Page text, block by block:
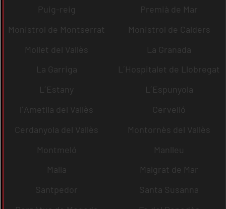
Puig-reig
Premià de Mar
Monistrol de Montserrat
Monistrol de Calders
Mollet del Vallès
La Granada
La Garriga
L´Hospitalet de Llobregat
L´Estany
L´Espunyola
l´Ametlla del Vallès
Cervelló
Cerdanyola del Vallès
Montornès del Vallès
Montmeló
Manlleu
Malla
Malgrat de Mar
Santpedor
Santa Susanna